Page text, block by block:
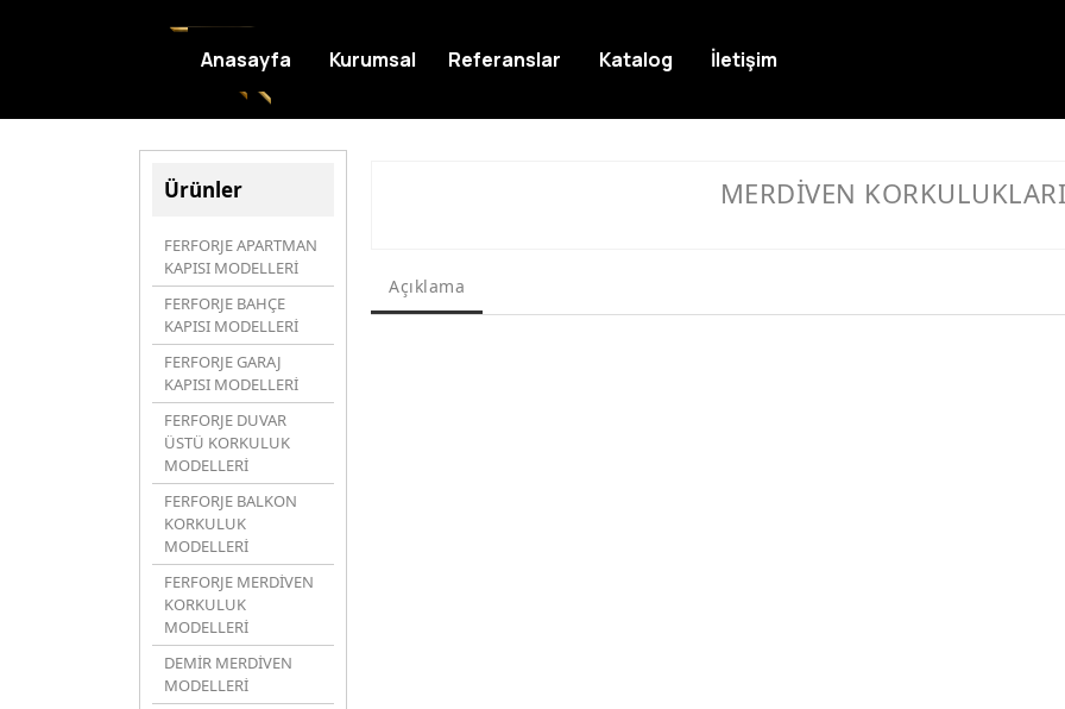
Ürünler
FERFORJE APARTMAN
KAPISI MODELLERİ
FERFORJE BAHÇE
KAPISI MODELLERİ
FERFORJE GARAJ
KAPISI MODELLERİ
FERFORJE DUVAR
ÜSTÜ KORKULUK
MODELLERİ
FERFORJE BALKON
KORKULUK
MODELLERİ
FERFORJE MERDİVEN
KORKULUK
MODELLERİ
DEMİR MERDİVEN
MODELLERİ
MERDİVEN
Açıklama
Anasayfa Kurumsal Referanslar Katalog İletişim